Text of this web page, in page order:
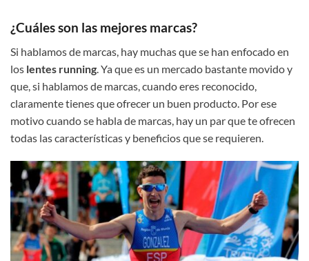
¿Cuáles son las mejores marcas?
Si hablamos de marcas, hay muchas que se han enfocado en
los lentes running. Ya que es un mercado bastante movido y
que, si hablamos de marcas, cuando eres reconocido,
claramente tienes que ofrecer un buen producto. Por ese
motivo cuando se habla de marcas, hay un par que te ofrecen
todas las características y beneficios que se requieren.